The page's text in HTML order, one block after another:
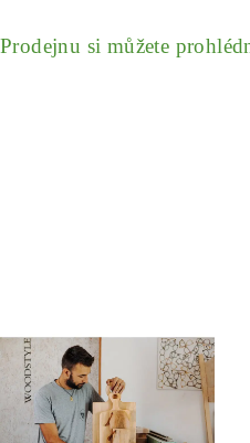
Prodejnu si můžete